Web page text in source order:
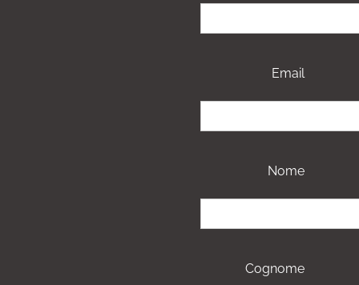
Email
Nome
Cognome